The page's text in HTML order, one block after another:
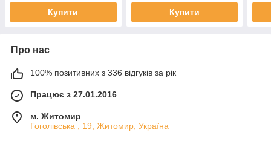
Купити Купити
Про нас
100% позитивних з 336 відгуків за рік
Працює з 27.01.2016
м. Житомир
Гоголівська , 19, Житомир, Україна